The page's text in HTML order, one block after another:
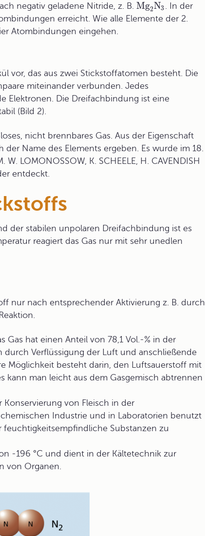
negativ geladene Nitride, z. B. Mg2N3. In der
erreicht. Wie alle Elemente der 2.
Atombindungen eingehen.
vor, das aus zwei Stickstoffatomen besteht. Die
miteinander verbunden. Jedes
Elektronen. Die Dreifachbindung ist eine
(Bild 2).
nicht brennbares Gas. Aus der Eigenschaft
Name des Elements ergeben. Es wurde im 18.
LOMONOSSOW, K. SCHEELE, H. CAVENDISH
entdeckt.
der stabilen unpolaren Dreifachbindung ist es
reagiert das Gas nur mit sehr unedlen
nur nach entsprechender Aktivierung z. B. durch
Gas hat einen Anteil von 78,1 Vol.-% in der
Verflüssigung der Luft und anschließende
Möglichkeit besteht darin, den Luftsauerstoff mit
kann man leicht aus dem Gasgemisch abtrennen
Konservierung von Fleisch in der
Industrie und in Laboratorien benutzt
Substanzen zu
-196 °C und dient in der Kältetechnik zur
von Organen.